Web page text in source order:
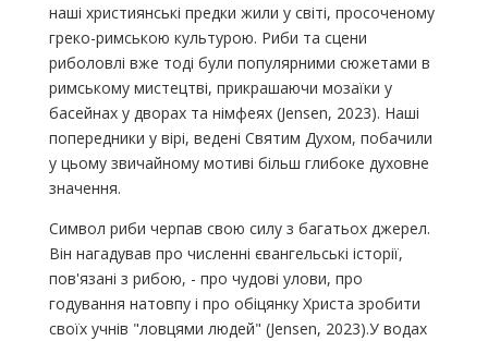
наші християнські предки жили у світі, просоченому
греко-римською культурою. Риби та сцени
риболовлі вже тоді були популярними сюжетами в
римському мистецтві, прикрашаючи мозаїки у
басейнах у дворах та німфеях (Jensen, 2023). Наші
попередники у вірі, ведені Святим Духом, побачили
у цьому звичайному мотиві більш глибоке духовне
значення.
Символ риби черпав свою силу з багатьох джерел.
Він нагадував про численні євангельські історії,
пов'язані з рибою, - про чудові улови, про
годування натовпу і про обіцянку Христа зробити
своїх учнів "ловцями людей" (Jensen, 2023).У водах